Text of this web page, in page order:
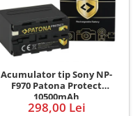
Acumulator tip Sony NP-
F970 Patona Protect
10500mAh
298,00 Lei